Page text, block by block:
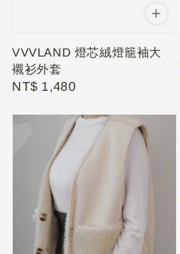
VVVLAND 燈芯絨燈籠袖大
襯衫外套
Regular
NT$ 1,480